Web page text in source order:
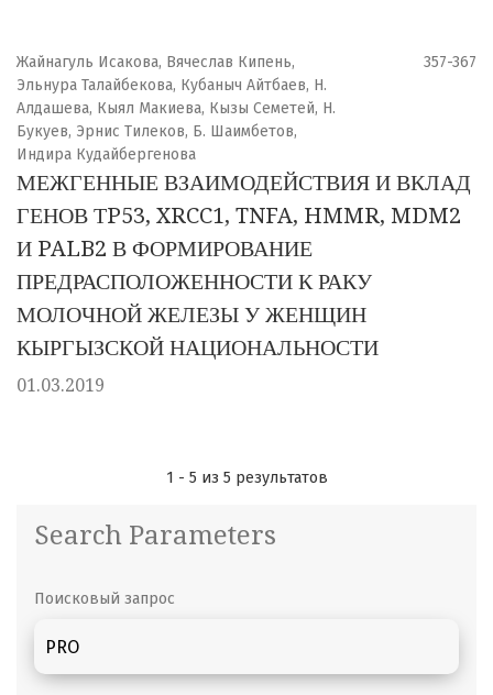
Жайнагуль Исакова, Вячеслав Кипень,
Эльнура Талайбекова, Кубаныч Айтбаев, Н.
Алдашева, Кыял Макиева, Кызы Семетей, Н.
Букуев, Эрнис Тилеков, Б. Шаимбетов,
Индира Кудайбергенова
357-367
МЕЖГЕННЫЕ ВЗАИМОДЕЙСТВИЯ И ВКЛАД
ГЕНОВ ТP53, XRCC1, TNFA, HMMR, MDM2
И PALB2 В ФОРМИРОВАНИЕ
ПРЕДРАСПОЛОЖЕННОСТИ К РАКУ
МОЛОЧНОЙ ЖЕЛЕЗЫ У ЖЕНЩИН
КЫРГЫЗСКОЙ НАЦИОНАЛЬНОСТИ
01.03.2019
1 - 5 из 5 результатов
Search Parameters
Поисковый запрос